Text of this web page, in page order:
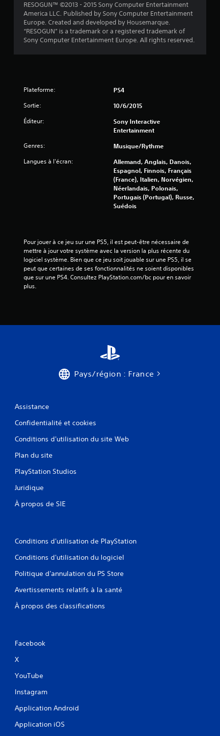
a
v
RESOGUN™ ©2013 - 2015 Sony Computer Entertainment
America LLC. Published by Sony Computer Entertainment
Europe. Created and developed by Housemarque.
“RESOGUN” is a trademark or a registered trademark of
Sony Computer Entertainment Europe. All rights reserved.
Plateforme: PS4
Sortie: 10/6/2015
Éditeur:
Sony Interactive
Entertainment
Genres: Musique/Rythme
Langues à l'écran:
Allemand, Anglais, Danois,
Espagnol, Finnois, Français
(France), Italien, Norvégien,
Néerlandais, Polonais,
Portugais (Portugal), Russe,
Suédois
Pour jouer à ce jeu sur une PS5, il est peut-être nécessaire de
mettre à jour votre système avec la version la plus récente du
logiciel système. Bien que ce jeu soit jouable sur une PS5, il se
peut que certaines de ses fonctionnalités ne soient disponibles
que sur une PS4. Consultez PlayStation.com/bc pour en savoir
plus.
Pays/région : France
Assistance
Confidentialité et cookies
Conditions d'utilisation du site Web
Plan du site
PlayStation Studios
Juridique
À propos de SIE
Conditions d'utilisation de PlayStation
Conditions d'utilisation du logiciel
Politique d'annulation du PS Store
Avertissements relatifs à la santé
À propos des classifications
Facebook
X
YouTube
Instagram
Application Android
Application iOS